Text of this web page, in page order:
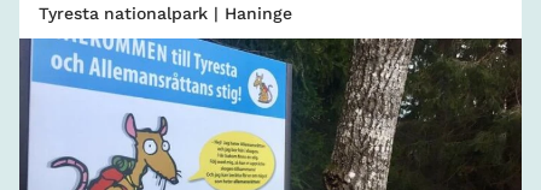
Tyresta nationalpark | Haninge